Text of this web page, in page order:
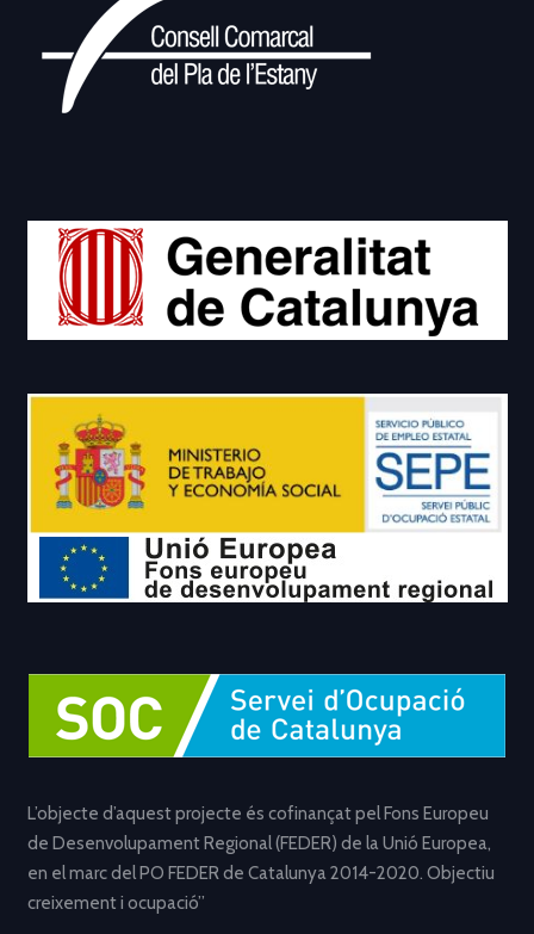
L’objecte d’aquest projecte és cofinançat pel Fons Europeu
de Desenvolupament Regional (FEDER) de la Unió Europea,
en el marc del PO FEDER de Catalunya 2014-2020. Objectiu
creixement i ocupació”